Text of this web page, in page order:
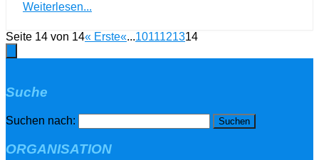
Weiterlesen...
Seite 14 von 14« Erste«...1011121314
Suche
Suchen nach:
ORGANISATION